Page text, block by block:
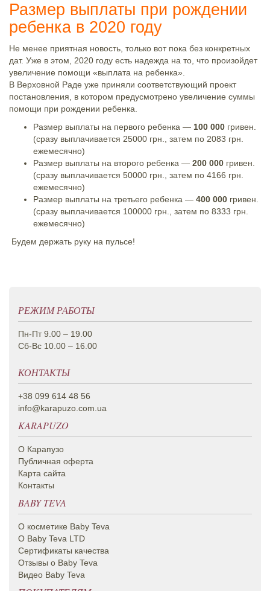
Размер выплаты при рождении
ребенка в 2020 году
Не менее приятная новость, только вот пока без конкретных
дат. Уже в этом, 2020 году есть надежда на то, что произойдет
увеличение помощи «выплата на ребенка».
В Верховной Раде уже приняли соответствующий проект
постановления, в котором предусмотрено увеличение суммы
помощи при рождении ребенка.
Размер выплаты на первого ребенка — 100 000 гривен.
(сразу выплачивается 25000 грн., затем по 2083 грн.
ежемесячно)
Размер выплаты на второго ребенка — 200 000 гривен.
(сразу выплачивается 50000 грн., затем по 4166 грн.
ежемесячно)
Размер выплаты на третьего ребенка — 400 000 гривен.
(сразу выплачивается 100000 грн., затем по 8333 грн.
ежемесячно)
Будем держать руку на пульсе!
РЕЖИМ РАБОТЫ
Пн-Пт 9.00 – 19.00
Сб-Вс 10.00 – 16.00
КОНТАКТЫ
+38 099 614 48 56
info@karapuzo.com.ua
KARAPUZO
О Карапузо
Публичная оферта
Карта сайта
Контакты
BABY TEVA
О косметике Вaby Teva
О Baby Teva LTD
Сертификаты качества
Отзывы о Baby Teva
Видео Baby Teva